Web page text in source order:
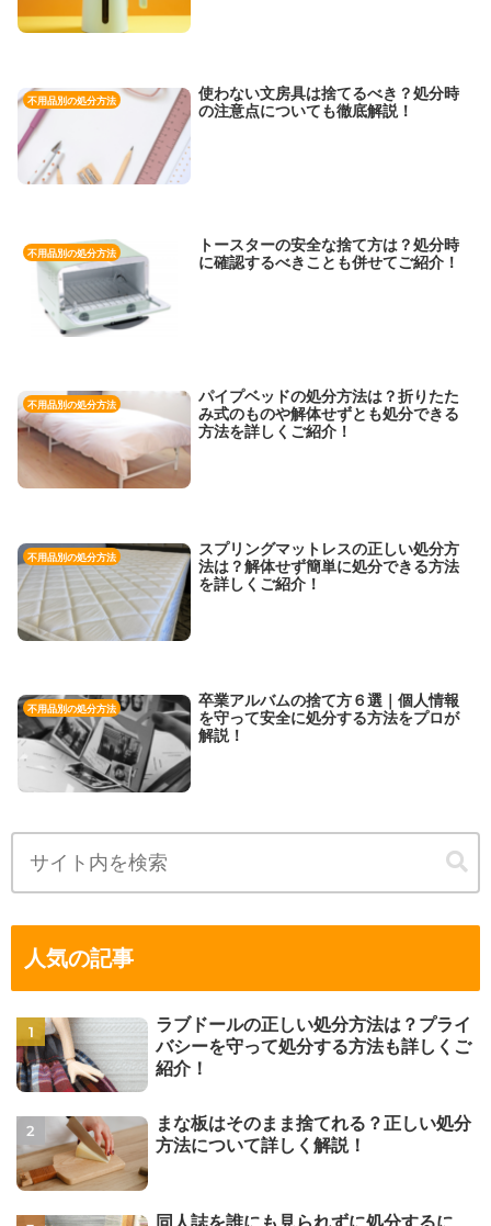
不用品別の処分方法
使わない文房具は捨てるべき？処分時
の注意点についても徹底解説！
不用品別の処分方法
トースターの安全な捨て方は？処分時
に確認するべきことも併せてご紹介！
不用品別の処分方法
パイプベッドの処分方法は？折りたた
み式のものや解体せずとも処分できる
方法を詳しくご紹介！
不用品別の処分方法
スプリングマットレスの正しい処分方
法は？解体せず簡単に処分できる方法
を詳しくご紹介！
不用品別の処分方法
卒業アルバムの捨て方６選｜個人情報
を守って安全に処分する方法をプロが
解説！
人気の記事
ラブドールの正しい処分方法は？プライ
バシーを守って処分する方法も詳しくご
紹介！
まな板はそのまま捨てれる？正しい処分
方法について詳しく解説！